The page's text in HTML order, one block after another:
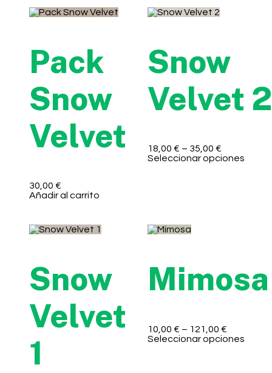
Pack
Snow
Velvet
30,00 €
Añadir al carrito
Snow
Velvet 2
18,00 € – 35,00 €
Seleccionar opciones
Snow
Velvet
1
Mimosa
10,00 € – 121,00 €
Seleccionar opciones